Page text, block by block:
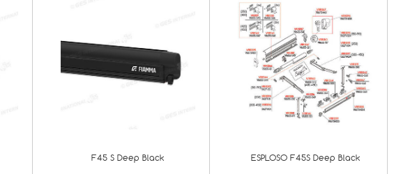
F45 S Deep Black ESPLOSO F45S Deep Black